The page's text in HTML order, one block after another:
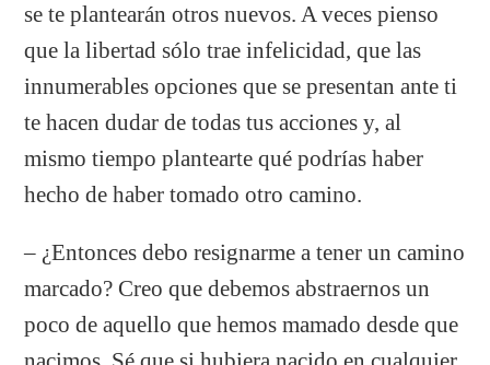
se te plantearán otros nuevos. A veces pienso
que la libertad sólo trae infelicidad, que las
innumerables opciones que se presentan ante ti
te hacen dudar de todas tus acciones y, al
mismo tiempo plantearte qué podrías haber
hecho de haber tomado otro camino.
– ¿Entonces debo resignarme a tener un camino
marcado? Creo que debemos abstraernos un
poco de aquello que hemos mamado desde que